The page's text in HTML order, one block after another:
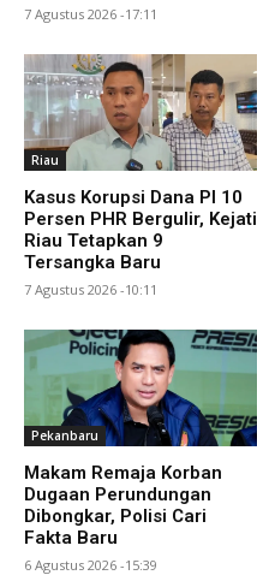
7 Agustus 2026 -17:11
Riau
Kasus Korupsi Dana PI 10
Persen PHR Bergulir, Kejati
Riau Tetapkan 9
Tersangka Baru
7 Agustus 2026 -10:11
Pekanbaru
Makam Remaja Korban
Dugaan Perundungan
Dibongkar, Polisi Cari
Fakta Baru
6 Agustus 2026 -15:39